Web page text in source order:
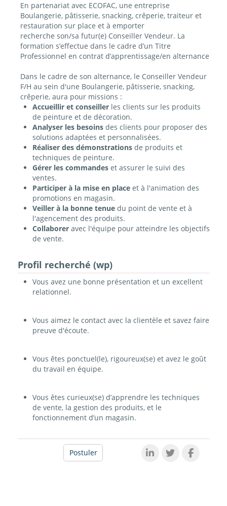
En partenariat avec ECOFAC, une entreprise
Boulangerie, pâtisserie, snacking, crêperie, traiteur et
restauration sur place et à emporter
recherche son/sa futur(e) Conseiller Vendeur. La
formation s’effectue dans le cadre d’un Titre
Professionnel en contrat d’apprentissage/en alternance
Dans le cadre de son alternance, le Conseiller Vendeur
F/H au sein d'une Boulangerie, pâtisserie, snacking,
crêperie, aura pour missions :
Accueillir et conseillerles clients sur les produits
de peinture et de décoration.
Analyser les besoinsdes clients pour proposer des
solutions adaptées et personnalisées.
Réaliser des démonstrationsde produits et
techniques de peinture.
Gérer les commandeset assurer le suivi des
ventes.
Participer à la mise en placeet à l'animation des
promotions en magasin.
Veiller à la bonne tenuedu point de vente et à
l'agencement des produits.
Collaboreravec l'équipe pour atteindre les objectifs
de vente.
Profil recherché (wp)
Vous avez une bonne présentation et un excellent
relationnel.
Vous aimez le contact avec la clientèle et savez faire
preuve d'écoute.
Vous êtes ponctuel(le), rigoureux(se) et avez le goût
du travail en équipe.
Vous êtes curieux(se) d’apprendre les techniques
de vente, la gestion des produits, et le
fonctionnement d’un magasin.
Postuler